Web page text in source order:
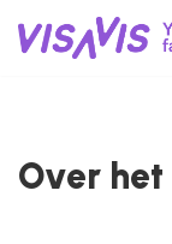
Spring
inhoud
Over